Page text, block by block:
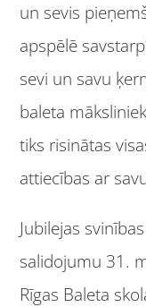
un sevis
apspēlē
sevi un savu
baleta
tiks risinātas
attiecības ar
Jubilejas
salidojumu 31.
Rīgas Baleta